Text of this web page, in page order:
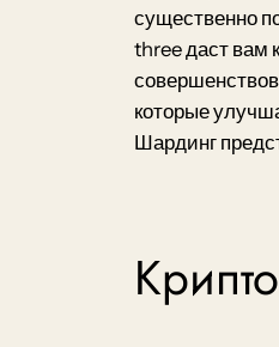
существенно
three даст вам
которые
Шардинг